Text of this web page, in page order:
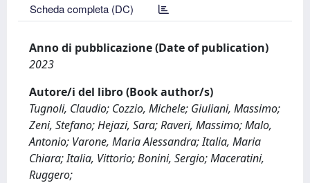
Scheda completa (DC)
Anno di pubblicazione (Date of publication)
2023
Autore/i del libro (Book author/s)
Tugnoli, Claudio; Cozzio, Michele; Giuliani, Massimo;
Zeni, Stefano; Hejazi, Sara; Raveri, Massimo; Malo,
Antonio; Varone, Maria Alessandra; Italia, Maria
Chiara; Italia, Vittorio; Bonini, Sergio; Maceratini,
Ruggero;